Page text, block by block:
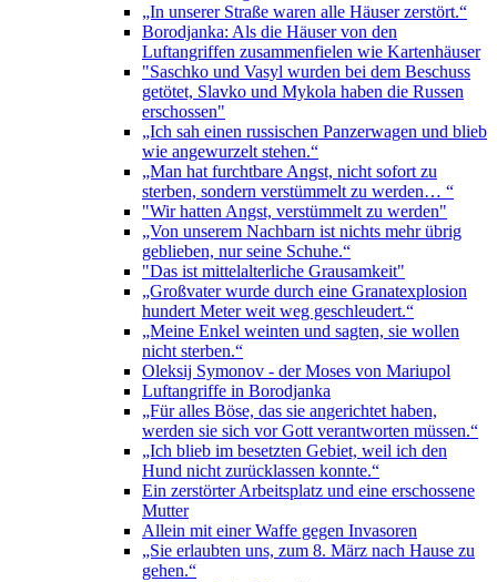
„In unserer Straße waren alle Häuser zerstört.“
Borodjanka: Als die Häuser von den
Luftangriffen zusammenfielen wie Kartenhäuser
"Saschko und Vasyl wurden bei dem Beschuss
getötet, Slavko und Mykola haben die Russen
erschossen"
„Ich sah einen russischen Panzerwagen und blieb
wie angewurzelt stehen.“
„Man hat furchtbare Angst, nicht sofort zu
sterben, sondern verstümmelt zu werden… “
"Wir hatten Angst, verstümmelt zu werden"
„Von unserem Nachbarn ist nichts mehr übrig
geblieben, nur seine Schuhe.“
"Das ist mittelalterliche Grausamkeit"
„Großvater wurde durch eine Granatexplosion
hundert Meter weit weg geschleudert.“
„Meine Enkel weinten und sagten, sie wollen
nicht sterben.“
Oleksij Symonov - der Moses von Mariupol
Luftangriffe in Borodjanka
„Für alles Böse, das sie angerichtet haben,
werden sie sich vor Gott verantworten müssen.“
„Ich blieb im besetzten Gebiet, weil ich den
Hund nicht zurücklassen konnte.“
Ein zerstörter Arbeitsplatz und eine erschossene
Mutter
Allein mit einer Waffe gegen Invasoren
„Sie erlaubten uns, zum 8. März nach Hause zu
gehen.“